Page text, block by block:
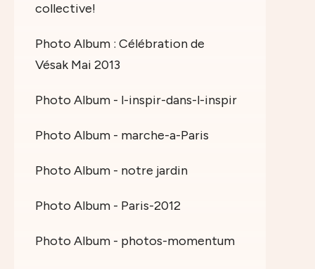
collective!
Photo Album : Célébration de
Vésak Mai 2013
Photo Album - l-inspir-dans-l-inspir
Photo Album - marche-a-Paris
Photo Album - notre jardin
Photo Album - Paris-2012
Photo Album - photos-momentum